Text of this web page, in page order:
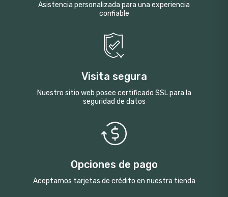
Asistencia personalizada para una experiencia
confiable
Visita segura
Nuestro sitio web posee certificado SSL para la
seguridad de datos
Opciones de pago
Aceptamos tarjetas de crédito en nuestra tienda